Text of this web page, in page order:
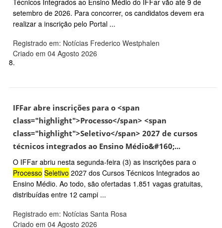
Técnicos Integrados ao Ensino Médio do IFFar vão até 9 de
setembro de 2026. Para concorrer, os candidatos devem era
realizar a inscrição pelo Portal ...
Registrado em: Notícias Frederico Westphalen
Criado em 04 Agosto 2026
8.
IFFar abre inscrições para o <span
class="highlight">Processo</span> <span
class="highlight">Seletivo</span> 2027 de cursos
técnicos integrados ao Ensino Médio&#160;...
O IFFar abriu nesta segunda-feira (3) as inscrições para o
Processo Seletivo 2027 dos Cursos Técnicos Integrados ao
Ensino Médio. Ao todo, são ofertadas 1.851 vagas gratuitas,
distribuídas entre 12 campi ...
Registrado em: Notícias Santa Rosa
Criado em 04 Agosto 2026